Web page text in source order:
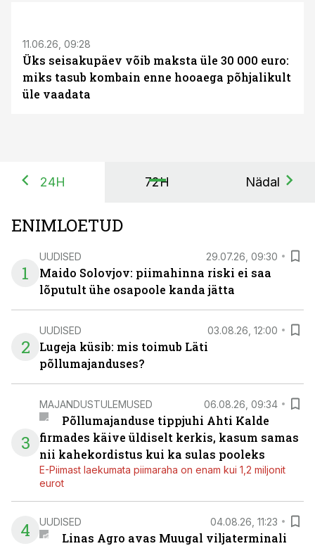
11.06.26, 09:28
Üks seisakupäev võib maksta üle 30 000 euro:
miks tasub kombain enne hooaega põhjalikult
üle vaadata
24H 72H Nädal
ENIMLOETUD
1
UUDISED 29.07.26, 09:30
Maido Solovjov: piimahinna riski ei saa
lõputult ühe osapoole kanda jätta
2
UUDISED 03.08.26, 12:00
Lugeja küsib: mis toimub Läti
põllumajanduses?
3
MAJANDUSTULEMUSED 06.08.26, 09:34
Põllumajanduse tippjuhi Ahti Kalde
firmades käive üldiselt kerkis, kasum samas
nii kahekordistus kui ka sulas pooleks
E-Piimast laekumata piimaraha on enam kui 1,2 miljonit
eurot
4 UUDISED 04.08.26, 11:23
Linas Agro avas Muugal viljaterminali